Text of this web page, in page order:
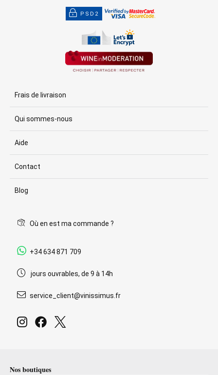
PSD2
Frais de livraison
Qui sommes-nous
Aide
Contact
Blog
Où en est ma commande ?
+34 634 871 709
jours ouvrables, de 9 à 14h
service_client@vinissimus.fr
Nos boutiques